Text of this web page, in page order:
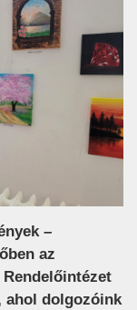
–
az
ahol dolgozóink